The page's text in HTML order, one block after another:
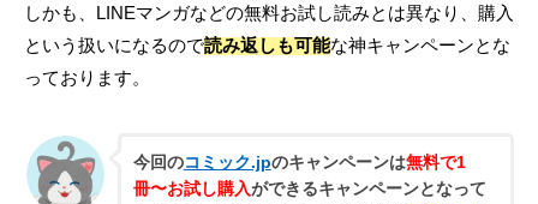
しかも、LINEマンガなどの無料お試し読みとは異なり、購入
という扱いになるので読み返しも可能な神キャンペーンとな
っております。
今回のコミック.jpのキャンペーンは無料で1
冊〜お試し購入ができるキャンペーンとなって